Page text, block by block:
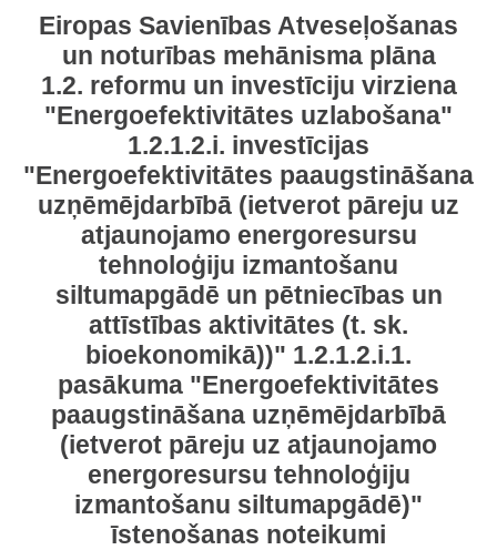
Eiropas Savienības Atveseļošanas
un noturības mehānisma plāna
1.2. reformu un investīciju virziena
"Energoefektivitātes uzlabošana"
1.2.1.2.i. investīcijas
"Energoefektivitātes paaugstināšana
uzņēmējdarbībā (ietverot pāreju uz
atjaunojamo energoresursu
tehnoloģiju izmantošanu
siltumapgādē un pētniecības un
attīstības aktivitātes (t. sk.
bioekonomikā))" 1.2.1.2.i.1.
pasākuma "Energoefektivitātes
paaugstināšana uzņēmējdarbībā
(ietverot pāreju uz atjaunojamo
energoresursu tehnoloģiju
izmantošanu siltumapgādē)"
īstenošanas noteikumi